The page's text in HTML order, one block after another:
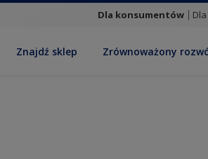
Dla konsumentów
Znajdź sklep Zrównoważony